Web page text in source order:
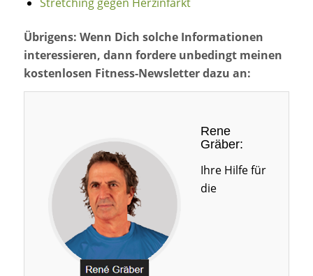
Übrigens: Wenn Dich solche Informationen
interessieren, dann fordere unbedingt meinen
kostenlosen Fitness-Newsletter dazu an:
Rene
Gräber:
Ihre Hilfe für
die